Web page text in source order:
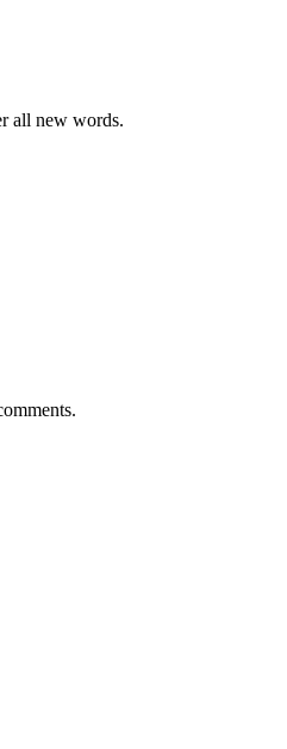
all new words.